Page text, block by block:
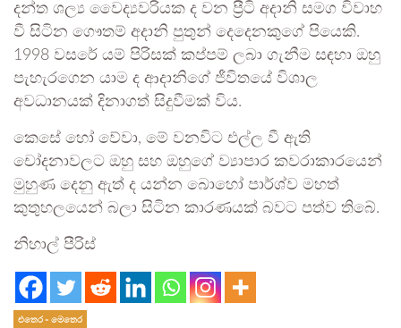
දන්ත ශල්‍ය වෛද්‍යවරියක ද වන ප්‍රීටි අදානි සමග විවාහ
වී සිටින ගෞතම් අදානි පුතුන් දෙදෙනකුගේ පියෙකි.
1998 වසරේ යම් පිරිසක් කප්පම් ලබා ගැනීම සඳහා ඔහු
පැහැරගෙන යාම ද ආදානිගේ ජීවිතයේ විශාල
අවධානයක් දිනාගත් සිදුවීමක් විය.
කෙසේ හෝ වේවා, මේ වනවිට එල්ල වී ඇති
චෝදනාවලට ඔහු සහ ඔහුගේ ව්‍යාපාර කවරාකාරයෙන්
මුහුණ දෙනු ඇත් ද යන්න බොහෝ පාර්ශ්ව මහත්
කුතුහලයෙන් බලා සිටින කාරණයක් බවට පත්ව තිබේ.
නිහාල් පීරිස්
එතෙර - මෙතෙර